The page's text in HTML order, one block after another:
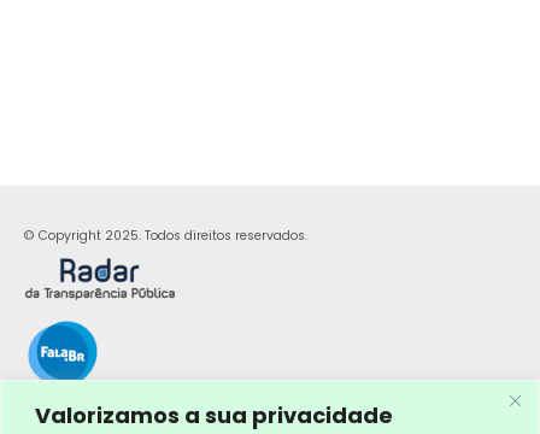
Valorizamos a sua privacidade
© Copyright 2025. Todos direitos reservados.